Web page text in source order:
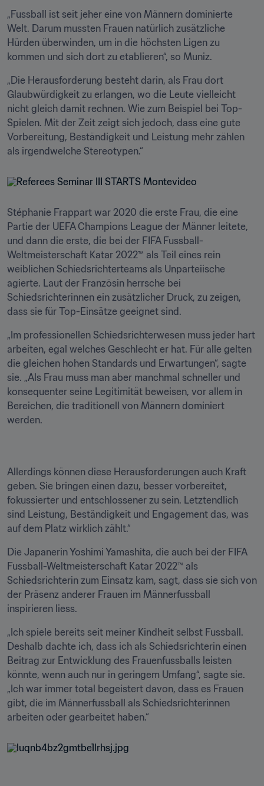
„Fussball ist seit jeher eine von Männern dominierte
Welt. Darum mussten Frauen natürlich zusätzliche
Hürden überwinden, um in die höchsten Ligen zu
kommen und sich dort zu etablieren“, so Muniz.
„Die Herausforderung besteht darin, als Frau dort
Glaubwürdigkeit zu erlangen, wo die Leute vielleicht
nicht gleich damit rechnen. Wie zum Beispiel bei Top-
Spielen. Mit der Zeit zeigt sich jedoch, dass eine gute
Vorbereitung, Beständigkeit und Leistung mehr zählen
als irgendwelche Stereotypen.“
Stéphanie Frappart war 2020 die erste Frau, die eine
Partie der UEFA Champions League der Männer leitete,
und dann die erste, die bei der FIFA Fussball-
Weltmeisterschaft Katar 2022™ als Teil eines rein
weiblichen Schiedsrichterteams als Unparteiische
agierte. Laut der Französin herrsche bei
Schiedsrichterinnen ein zusätzlicher Druck, zu zeigen,
dass sie für Top-Einsätze geeignet sind.
„Im professionellen Schiedsrichterwesen muss jeder hart
arbeiten, egal welches Geschlecht er hat. Für alle gelten
die gleichen hohen Standards und Erwartungen“, sagte
sie. „Als Frau muss man aber manchmal schneller und
konsequenter seine Legitimität beweisen, vor allem in
Bereichen, die traditionell von Männern dominiert
werden.
Allerdings können diese Herausforderungen auch Kraft
geben. Sie bringen einen dazu, besser vorbereitet,
fokussierter und entschlossener zu sein. Letztendlich
sind Leistung, Beständigkeit und Engagement das, was
auf dem Platz wirklich zählt.“
Die Japanerin Yoshimi Yamashita, die auch bei der FIFA
Fussball-Weltmeisterschaft Katar 2022™ als
Schiedsrichterin zum Einsatz kam, sagt, dass sie sich von
der Präsenz anderer Frauen im Männerfussball
inspirieren liess.
„Ich spiele bereits seit meiner Kindheit selbst Fussball.
Deshalb dachte ich, dass ich als Schiedsrichterin einen
Beitrag zur Entwicklung des Frauenfussballs leisten
könnte, wenn auch nur in geringem Umfang“, sagte sie.
„Ich war immer total begeistert davon, dass es Frauen
gibt, die im Männerfussball als Schiedsrichterinnen
arbeiten oder gearbeitet haben.“